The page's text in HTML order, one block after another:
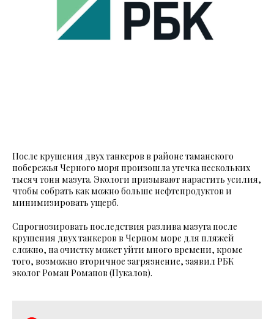
После крушения двух танкеров в районе таманского
побережья Черного моря произошла утечка нескольких
тысяч тонн мазута. Экологи призывают нарастить усилия,
чтобы собрать как можно больше нефтепродуктов и
минимизировать ущерб.
Спрогнозировать последствия разлива мазута после
крушения двух танкеров в Черном море для пляжей
сложно, на очистку может уйти много времени, кроме
того, возможно вторичное загрязнение, заявил РБК
эколог Роман Романов (Пукалов).